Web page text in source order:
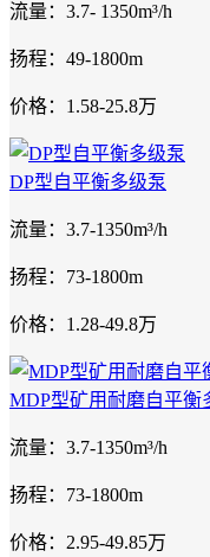
流量：3.7- 1350m³/h
扬程：49-1800m
价格：1.58-25.8万
DP型自平衡多级泵
流量：3.7-1350m³/h
扬程：73-1800m
价格：1.28-49.8万
MDP型矿用耐磨自平衡
流量：3.7-1350m³/h
扬程：73-1800m
价格：2.95-49.85万